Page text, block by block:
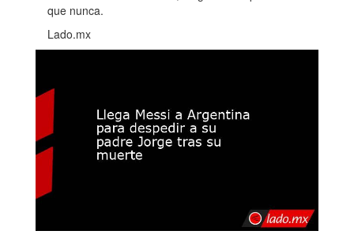
que nunca.
Lado.mx